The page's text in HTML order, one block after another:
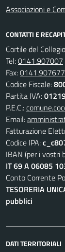
Associazioni e
CONTATTI E
Cortile del
Tel:0141.907007
Fax:0141.907677
Codice Fiscale:
Partita IVA:
P.E.C.:
Email:
Fatturazione
Codice IPA:
IBAN (per i vostri
IT 69 A 06085
Conto Corrente
TESORERIA
pubblici
DATI TERRITORIALI